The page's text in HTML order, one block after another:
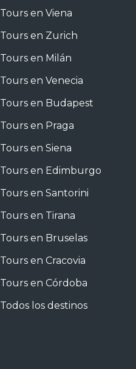
Tours en Viena
Tours en Zurich
Tours en Milán
Tours en Venecia
Tours en Budapest
Tours en Praga
Tours en Siena
Tours en Edimburgo
Tours en Santorini
Tours en Tirana
Tours en Bruselas
Tours en Cracovia
Tours en Córdoba
Todos los destinos